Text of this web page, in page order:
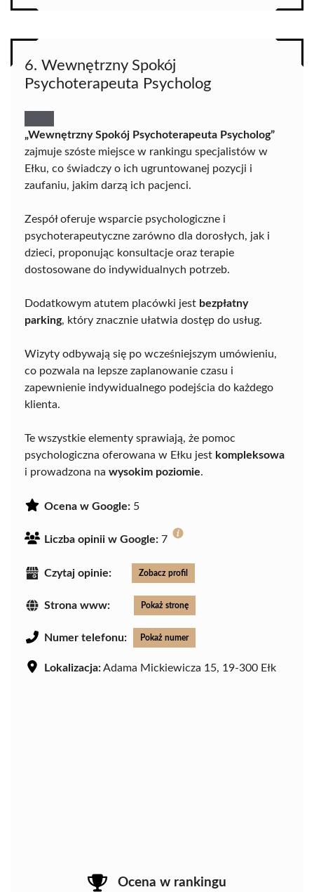
6. Wewnętrzny Spokój
Psychoterapeuta Psycholog
„Wewnętrzny Spokój Psychoterapeuta Psycholog”
zajmuje szóste miejsce w rankingu specjalistów w
Ełku, co świadczy o ich ugruntowanej pozycji i
zaufaniu, jakim darzą ich pacjenci.
Zespół oferuje wsparcie psychologiczne i
psychoterapeutyczne zarówno dla dorosłych, jak i
dzieci, proponując konsultacje oraz terapie
dostosowane do indywidualnych potrzeb.
Dodatkowym atutem placówki jest bezpłatny
parking, który znacznie ułatwia dostęp do usług.
Wizyty odbywają się po wcześniejszym umówieniu,
co pozwala na lepsze zaplanowanie czasu i
zapewnienie indywidualnego podejścia do każdego
klienta.
Te wszystkie elementy sprawiają, że pomoc
psychologiczna oferowana w Ełku jest kompleksowa
i prowadzona na wysokim poziomie.
Ocena w Google: 5
Liczba opinii w Google: 7
Czytaj opinie: Zobacz profil
Strona www: Pokaż stronę
Numer telefonu: Pokaż numer
Lokalizacja:Adama Mickiewicza 15, 19-300 Ełk
Ocena w rankingu